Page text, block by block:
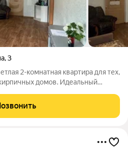
,3
2-комнатная квартира для тех,
домов. Идеальный
«золотой» этаж. Квартира